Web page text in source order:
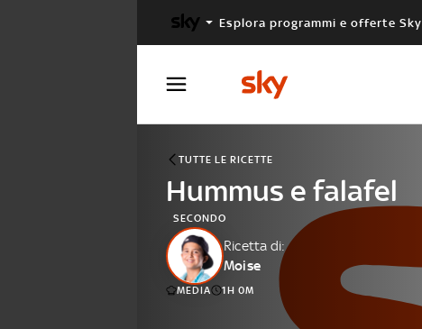
Esplora programmi e offerte Sky
TUTTE LE RICETTE
Hummus e falafel
SECONDO
Ricetta di:
Moise
MEDIA 1H 0M